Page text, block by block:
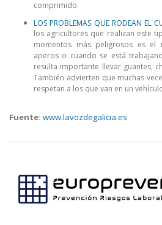
comprimido.
LOS PROBLEMAS QUE RODEAN EL
los agricultores que realizan este
momentos más peligrosos es el
aperos o cuando se está
resulta importante llevar guantes,
También advierten que muchas
respetan a los que van en un
Fuente: www.lavozdegalicia.es